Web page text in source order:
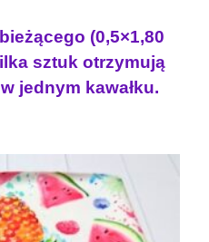
(0,5×1,80
sztuk otrzymują
jednym kawałku.